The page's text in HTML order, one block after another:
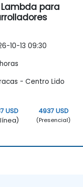
Lambda para
10-13 09:30
- Centro Lido
USD
línea)
4937 USD
(Presencial)